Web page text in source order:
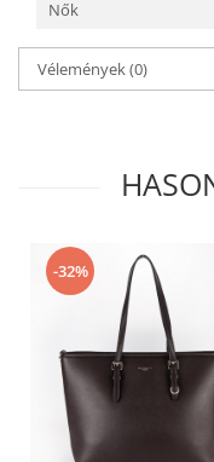
Nők
Vélemények(0)
-32%